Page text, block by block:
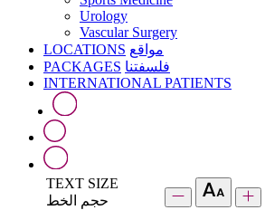
Urology
Vascular Surgery
LOCATIONS مواقع
PACKAGES فلسفتنا
INTERNATIONAL PATIENTS
TEXT SIZE
حجم الخط